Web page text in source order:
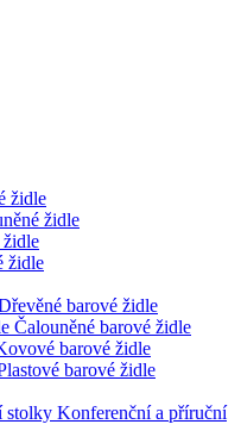
židle
židle
židle
barové židle
Čalouněné barové židle
barové židle
barové židle
Konferenční a příruční